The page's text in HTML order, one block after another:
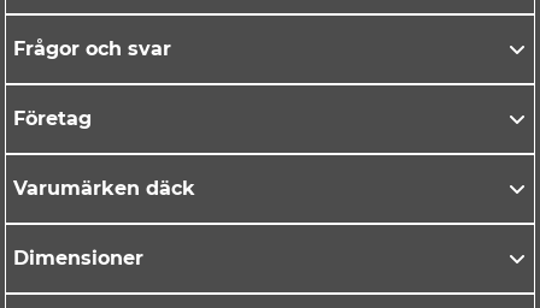
Frågor och svar
Företag
Varumärken däck
Dimensioner